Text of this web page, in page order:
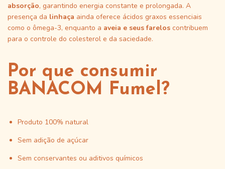
absorção, garantindo energia constante e prolongada. A
presença da linhaça ainda oferece ácidos graxos essenciais
como o ômega-3, enquanto a aveia e seus farelos contribuem
para o controle do colesterol e da saciedade.
Por que consumir
BANACOM Fumel?
Produto 100% natural
Sem adição de açúcar
Sem conservantes ou aditivos químicos